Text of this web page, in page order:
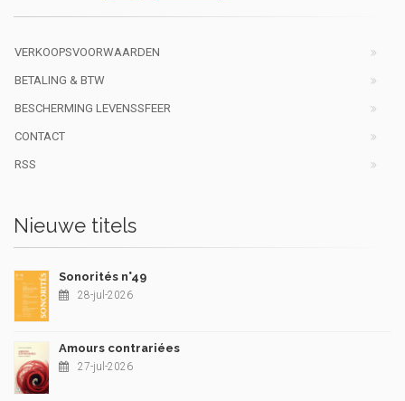
VERKOOPSVOORWAARDEN
BETALING & BTW
BESCHERMING LEVENSSFEER
CONTACT
RSS
Nieuwe titels
Sonorités n°49
28-jul-2026
Amours contrariées
27-jul-2026